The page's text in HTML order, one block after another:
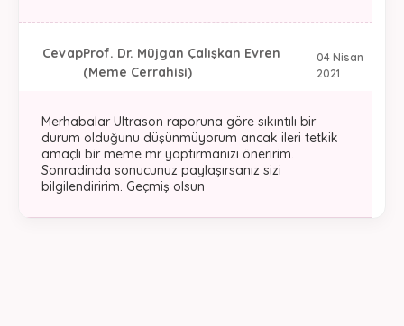
04 Nisan
2021
CevapProf. Dr. Müjgan Çalışkan Evren
(Meme Cerrahisi)
Merhabalar Ultrason raporuna göre sıkıntılı bir
durum olduğunu düşünmüyorum ancak ileri tetkik
amaçlı bir meme mr yaptırmanızı öneririm.
Sonradinda sonucunuz paylaşırsanız sizi
bilgilendiririm. Geçmiş olsun